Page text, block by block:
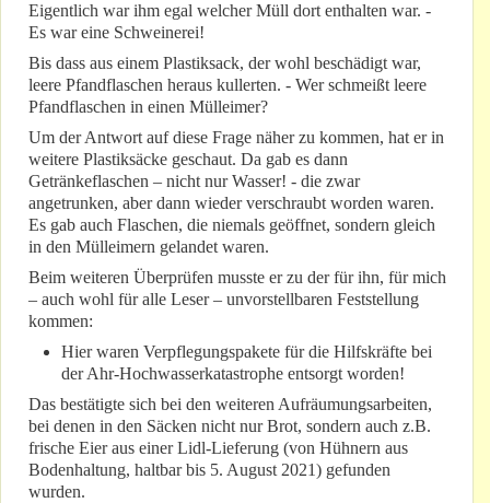
Eigentlich war ihm egal welcher Müll dort enthalten war. -
Es war eine Schweinerei!
Bis dass aus einem Plastiksack, der wohl beschädigt war,
leere Pfandflaschen heraus kullerten. - Wer schmeißt leere
Pfandflaschen in einen Mülleimer?
Um der Antwort auf diese Frage näher zu kommen, hat er in
weitere Plastiksäcke geschaut. Da gab es dann
Getränkeflaschen – nicht nur Wasser! - die zwar
angetrunken, aber dann wieder verschraubt worden waren.
Es gab auch Flaschen, die niemals geöffnet, sondern gleich
in den Mülleimern gelandet waren.
Beim weiteren Überprüfen musste er zu der für ihn, für mich
– auch wohl für alle Leser – unvorstellbaren Feststellung
kommen:
Hier waren Verpflegungspakete für die Hilfskräfte bei
der Ahr-Hochwasserkatastrophe entsorgt worden!
Das bestätigte sich bei den weiteren Aufräumungsarbeiten,
bei denen in den Säcken nicht nur Brot, sondern auch z.B.
frische Eier aus einer Lidl-Lieferung (von Hühnern aus
Bodenhaltung, haltbar bis 5. August 2021) gefunden
wurden.